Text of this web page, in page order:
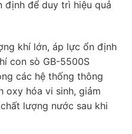
định để duy trì hiệu quả
khí lớn, áp lực ổn định
con sò GB-5500S
các hệ thống thông
oxy hóa vi sinh, giảm
lượng nước sau khi